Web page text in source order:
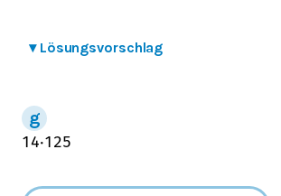
▾ Lösungsvorschlag
1 4⋅125